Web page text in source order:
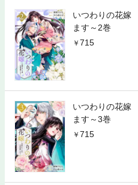
いつわりの花嫁
ます～2巻
715
いつわりの花嫁
ます～3巻
715